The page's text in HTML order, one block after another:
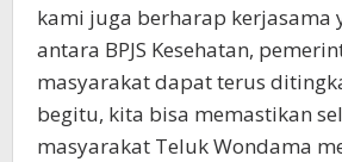
kami juga berharap kerjasama
antara BPJS Kesehatan,
masyarakat dapat terus
begitu, kita bisa memastikan
masyarakat Teluk Wondama